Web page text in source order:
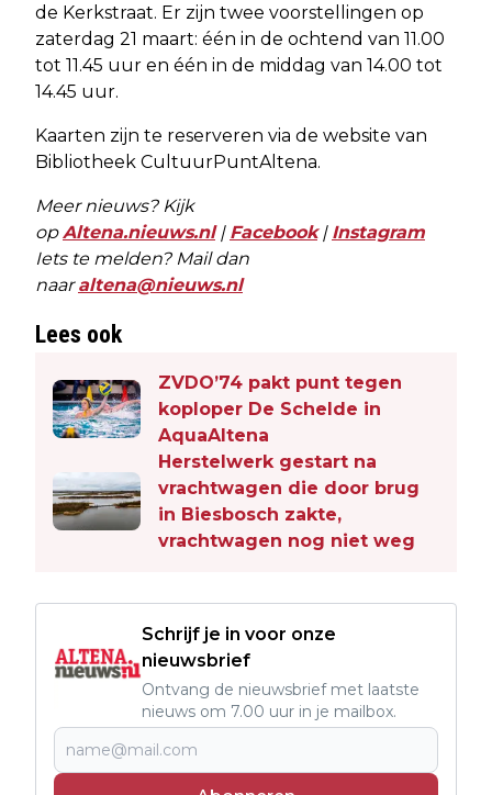
de Kerkstraat. Er zijn twee voorstellingen op
zaterdag 21 maart: één in de ochtend van 11.00
tot 11.45 uur en één in de middag van 14.00 tot
14.45 uur.
Kaarten zijn te reserveren via de website van
Bibliotheek CultuurPuntAltena.
Meer nieuws? Kijk
opAltena.nieuws.nl| Facebook| Instagram
Iets te melden? Mail dan
naaraltena@nieuws.nl
Lees ook
ZVDO’74 pakt punt tegen
koploper De Schelde in
AquaAltena
Herstelwerk gestart na
vrachtwagen die door brug
in Biesbosch zakte,
vrachtwagen nog niet weg
Schrijf je in voor onze
nieuwsbrief
Ontvang de nieuwsbrief met laatste
nieuws om 7.00 uur in je mailbox.